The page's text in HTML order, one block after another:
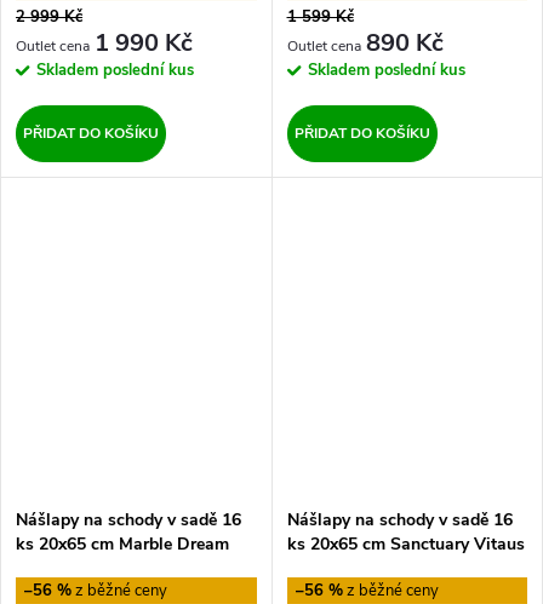
2 999 Kč
1 990 Kč
Skladem poslední kus
PŘIDAT DO KOŠÍKU
1 599 Kč
890 Kč
Skladem poslední kus
PŘIDAT DO KOŠÍKU
Nášlapy na schody v sadě 16
ks 20x65 cm Marble Dream
–56 %
Nášlapy na schody v sadě 16
ks 20x65 cm Sanctuary Vitaus
–56 %